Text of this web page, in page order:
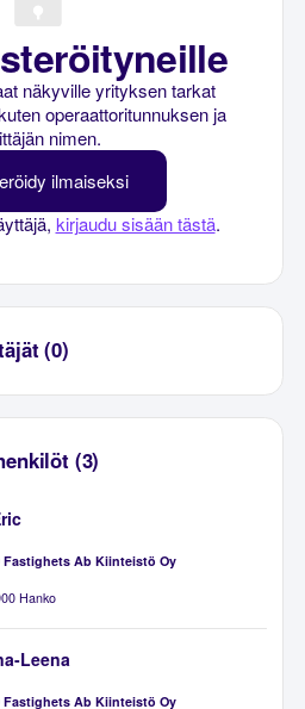
näkyville yrityksen tarkat
operaattoritunnuksen ja
nimen.
ilmaiseksi
kirjaudu sisään tästä.
(0)
(3)
Fastighets Ab Kiinteistö Oy
Hanko
Leena
Fastighets Ab Kiinteistö Oy